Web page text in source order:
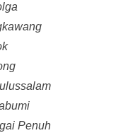
Penuh